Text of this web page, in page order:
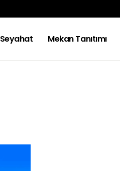
Seyahat Mekan Tanıtımı